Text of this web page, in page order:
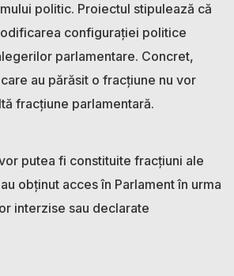
politic. Proiectul stipulează că
configurației politice
parlamentare. Concret,
au părăsit o fracțiune nu vor
fracțiune parlamentară.
putea fi constituite fracțiuni ale
obținut acces în Parlament în urma
interzise sau declarate